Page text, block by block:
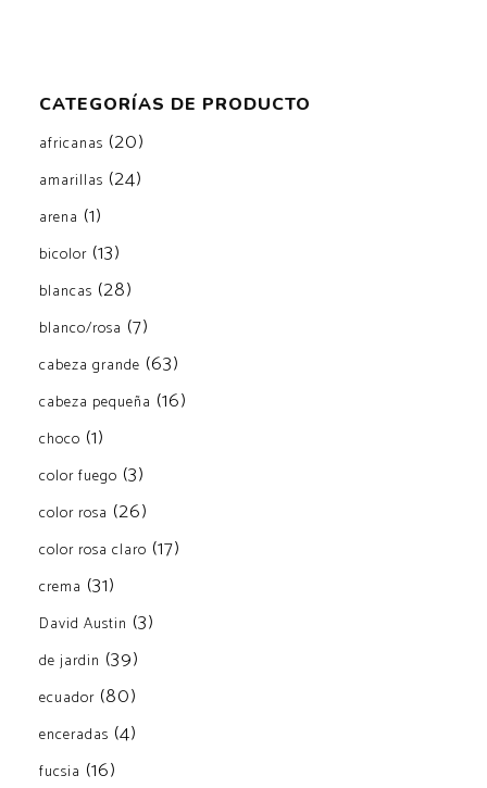
CATEGORÍAS DE PRODUCTO
africanas (20)
amarillas (24)
arena (1)
bicolor (13)
blancas (28)
blanco/rosa (7)
cabeza grande (63)
cabeza pequeña (16)
choco (1)
color fuego (3)
color rosa (26)
color rosa claro (17)
crema (31)
David Austin (3)
de jardin (39)
ecuador (80)
enceradas (4)
fucsia (16)